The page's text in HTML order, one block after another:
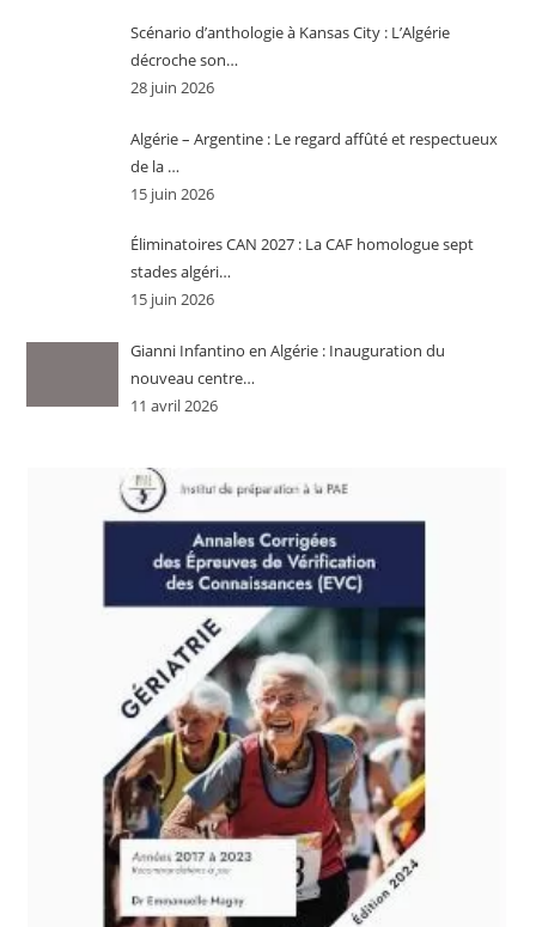
Scénario d’anthologie à Kansas City : L’Algérie
décroche son…
28 juin 2026
Algérie – Argentine : Le regard affûté et respectueux
de la …
15 juin 2026
Éliminatoires CAN 2027 : La CAF homologue sept
stades algéri…
15 juin 2026
Gianni Infantino en Algérie : Inauguration du
nouveau centre…
11 avril 2026